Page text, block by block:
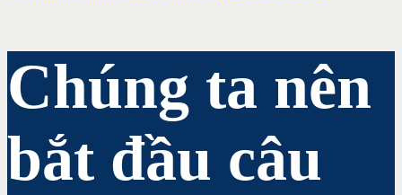
Chúng ta nên
bắt đầu câu